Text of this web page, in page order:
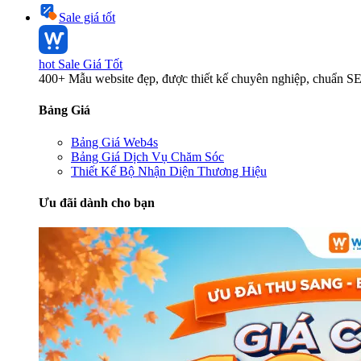
Sale giá tốt
hot Sale Giá Tốt
400+ Mẫu website đẹp, được thiết kế chuyên nghiệp, chuẩn
Bảng Giá
Bảng Giá Web4s
Bảng Giá Dịch Vụ Chăm Sóc
Thiết Kế Bộ Nhận Diện Thương Hiệu
Ưu đãi dành cho bạn